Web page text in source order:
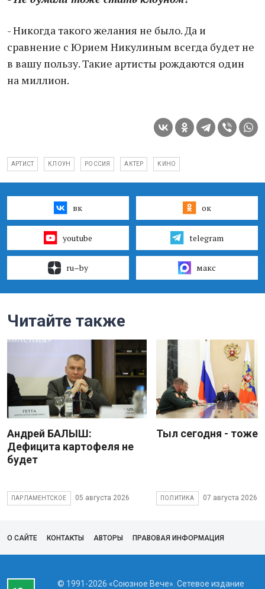
- Никогда такого желания не было. Да и
сравнение с Юрием Никулиным всегда будет не
в вашу пользу. Такие артисты рождаются один
на миллион.
АРТИСТ КЛОУН РОССИЯ АКТЕР КИНО
вк ок
youtube telegram
ru–by макс
Читайте также
Андрей БАЛЫШ:
Дефицита картофеля не
будет
ПАРЛАМЕНТСКОЕ 05 августа 2026
Тыл сегодня - тоже
ПОЛИТИКА 07 августа 2026
О САЙТЕ КОНТАКТЫ АВТОРЫ ПРАВОВАЯ ИНФОРМАЦИЯ
© 1991-2026 «Союзное Вече». Сетевое издание